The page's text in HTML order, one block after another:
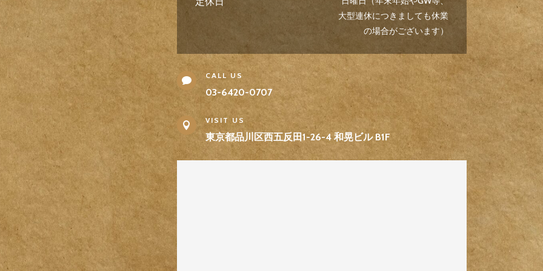
大型連休につきましても休業
の場合がございます）

CALL US
03-6420-0707

VISIT US
東京都品川区西五反田1-26-4 和晃ビル B1F